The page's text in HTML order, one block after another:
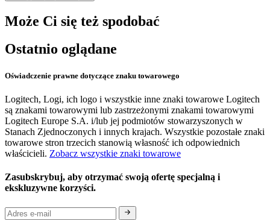
Może Ci się też spodobać
Ostatnio oglądane
Oświadczenie prawne dotyczące znaku towarowego
Logitech, Logi, ich logo i wszystkie inne znaki towarowe Logitech
są znakami towarowymi lub zastrzeżonymi znakami towarowymi
Logitech Europe S.A. i/lub jej podmiotów stowarzyszonych w
Stanach Zjednoczonych i innych krajach. Wszystkie pozostałe znaki
towarowe stron trzecich stanowią własność ich odpowiednich
właścicieli. Zobacz wszystkie znaki towarowe
Zasubskrybuj, aby otrzymać swoją ofertę specjalną i
ekskluzywne korzyści.